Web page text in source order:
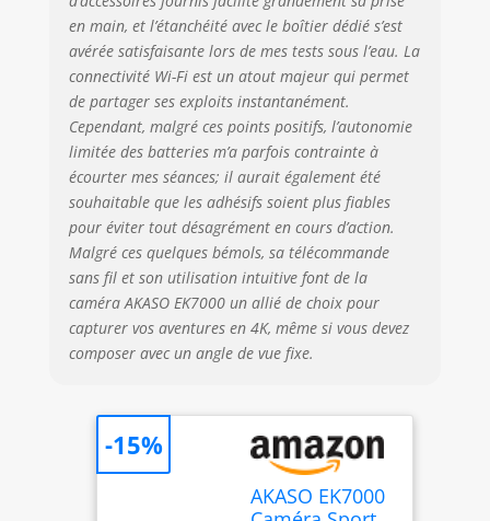
【Stabilisation
Électronique de
L'Image】 : La
stabilisation
électronique de
l'image (EIS)
intégrée fournit
des vidéos stables
et fluides. AKASO
caméra sport
EK7000 assure des
prises de vue
exceptionnelles
d'objets en
mouvement
rapide. 【Fonction
et partagez vos
enregistrements
en quelques
minutes. Il vous
suffit de
en main, et l’étanchéité avec le boîtier dédié s’est
avérée satisfaisante lors de mes tests sous l’eau. La
connectivité Wi-Fi est un atout majeur qui permet
de partager ses exploits instantanément.
Cependant, malgré ces points positifs, l’autonomie
limitée des batteries m’a parfois contrainte à
écourter mes séances; il aurait également été
souhaitable que les adhésifs soient plus fiables
pour éviter tout désagrément en cours d’action.
Malgré ces quelques bémols, sa télécommande
sans fil et son utilisation intuitive font de la
caméra AKASO EK7000 un allié de choix pour
capturer vos aventures en 4K, même si vous devez
composer avec un angle de vue fixe.
AKASO EK7000
-15%